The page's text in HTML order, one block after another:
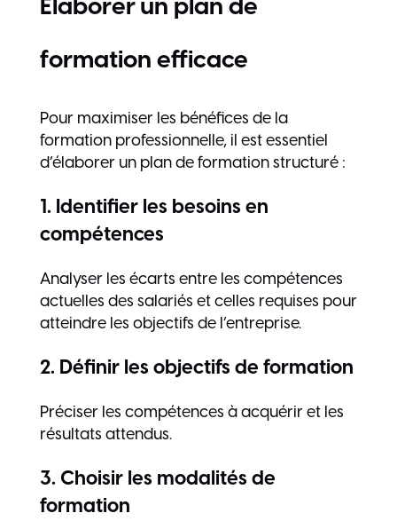
formation efficace
Pour maximiser les bénéfices de la
formation professionnelle, il est essentiel
d’élaborer un plan de formation structuré :
1. Identifier les besoins en
compétences
Analyser les écarts entre les compétences
actuelles des salariés et celles requises pour
atteindre les objectifs de l’entreprise.
2. Définir les objectifs de formation
Préciser les compétences à acquérir et les
résultats attendus.
3. Choisir les modalités de
formation